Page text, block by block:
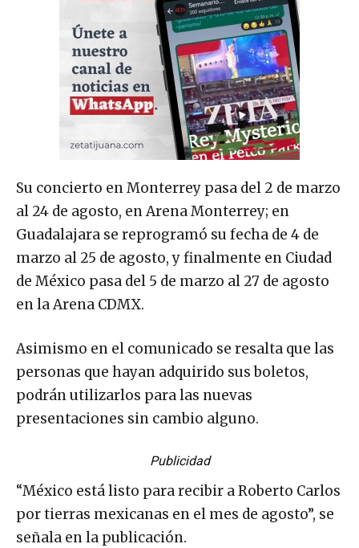
Su concierto en Monterrey pasa del 2 de marzo
al 24 de agosto, en Arena Monterrey; en
Guadalajara se reprogramó su fecha de 4 de
marzo al 25 de agosto, y finalmente en Ciudad
de México pasa del 5 de marzo al 27 de agosto
en la Arena CDMX.
Asimismo en el comunicado se resalta que las
personas que hayan adquirido sus boletos,
podrán utilizarlos para las nuevas
presentaciones sin cambio alguno.
Publicidad
“México está listo para recibir a Roberto Carlos
por tierras mexicanas en el mes de agosto”, se
señala en la publicación.